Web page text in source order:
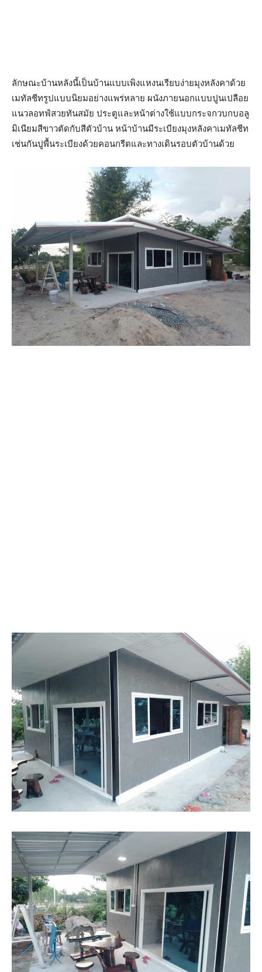
ลักษณะบ้านหลังนี้เป็นบ้านแบบเพิงแหงนเรียบง่ายมุงหลังคาด้วย
เมทัลชีทรูปแบบนิยมอย่างแพร่หลาย ผนังภายนอกแบบปูนเปลือย
แนวลอทฟ์สวยทันสมัย ประตูและหน้าต่างใช้แบบกระจกวบกบอลู
มิเนียมสีขาวตัดกับสีตัวบ้าน หน้าบ้านมีระเบียงมุงหลังคาเมทัลชีท
เช่นกันปูพื้นระเบียงด้วยคอนกรีตและทางเดินรอบตัวบ้านด้วย